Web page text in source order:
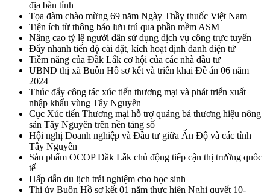
địa bàn tỉnh
Tọa đàm chào mừng 69 năm Ngày Thầy thuốc Việt Nam
Tiện ích từ thông báo lưu trú qua phần mềm ASM
Nâng cao tỷ lệ người dân sử dụng dịch vụ công trực tuyến
Đẩy nhanh tiến độ cài đặt, kích hoạt định danh điện tử
Tiềm năng của Đắk Lắk cơ hội của các nhà đầu tư
UBND thị xã Buôn Hồ sơ kết và triển khai Đề án 06 năm
2024
Thúc đẩy công tác xúc tiến thương mại và phát triển xuất
nhập khẩu vùng Tây Nguyên
Cục Xúc tiến Thương mại hỗ trợ quảng bá thương hiệu nông
sản Tây Nguyên trên nền tảng số
Hội nghị Doanh nghiệp và Đầu tư giữa Ấn Độ và các tỉnh
Tây Nguyên
Sản phẩm OCOP Đắk Lắk chủ động tiếp cận thị trường quốc
tế
Hấp dẫn du lịch trải nghiệm cho học sinh
Thị ủy Buôn Hồ sơ kết 01 năm thực hiện Nghị quyết 10-